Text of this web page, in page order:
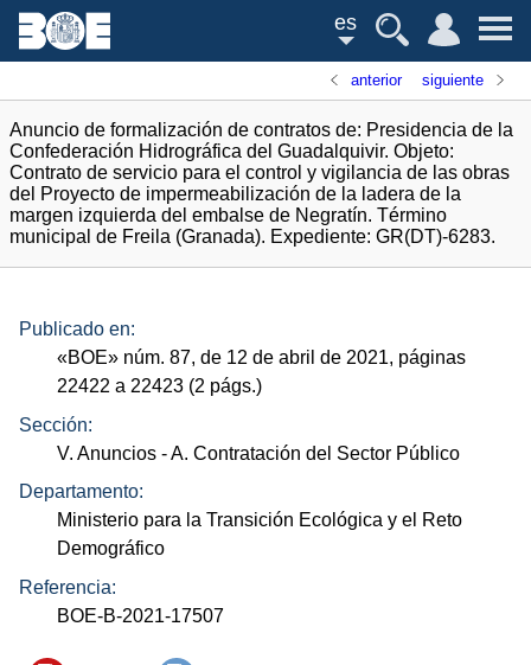
es
anterior siguiente
Anuncio de formalización de contratos de: Presidencia de la
Confederación Hidrográfica del Guadalquivir. Objeto:
Contrato de servicio para el control y vigilancia de las obras
del Proyecto de impermeabilización de la ladera de la
margen izquierda del embalse de Negratín. Término
municipal de Freila (Granada). Expediente: GR(DT)-6283.
Publicado en:
«BOE» núm. 87, de 12 de abril de 2021, páginas
22422 a 22423 (2 págs.)
Sección:
V. Anuncios - A. Contratación del Sector Público
Departamento:
Ministerio para la Transición Ecológica y el Reto
Demográfico
Referencia:
BOE-B-2021-17507